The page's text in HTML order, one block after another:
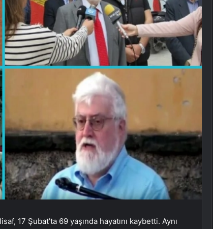
17 Şubat’ta 69 yaşında hayatını kaybetti. Aynı